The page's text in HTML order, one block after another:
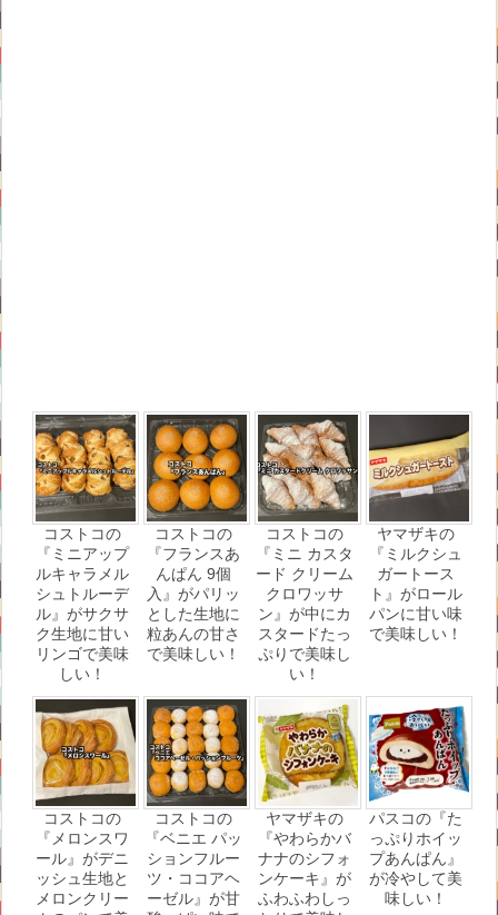
コストコの
『ミニアップ
ルキャラメル
シュトルーデ
ル』がサクサ
ク生地に甘い
リンゴで美味
しい！
コストコの
『フランスあ
んぱん 9個
入』がパリッ
とした生地に
粒あんの甘さ
で美味しい！
コストコの
『ミニ カスタ
ード クリーム
クロワッサ
ン』が中にカ
スタードたっ
ぷりで美味し
い！
ヤマザキの
『ミルクシュ
ガートース
ト』がロール
パンに甘い味
で美味しい！
コストコの
『メロンスワ
ール』がデニ
ッシュ生地と
メロンクリー
コストコの
『ベニエ パッ
ションフルー
ツ・ココアヘ
ーゼル』が甘
ヤマザキの
『やわらかバ
ナナのシフォ
ンケーキ』が
ふわふわしっ
パスコの『た
っぷりホイッ
プあんぱん』
が冷やして美
味しい！